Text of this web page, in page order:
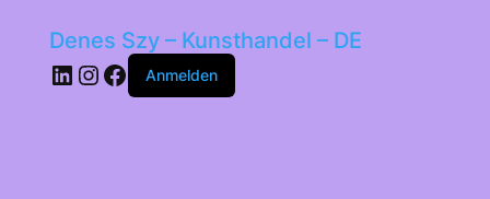
Denes Szy – Kunsthandel – DE
LinkedIn
Instagram
Facebook
Anmelden